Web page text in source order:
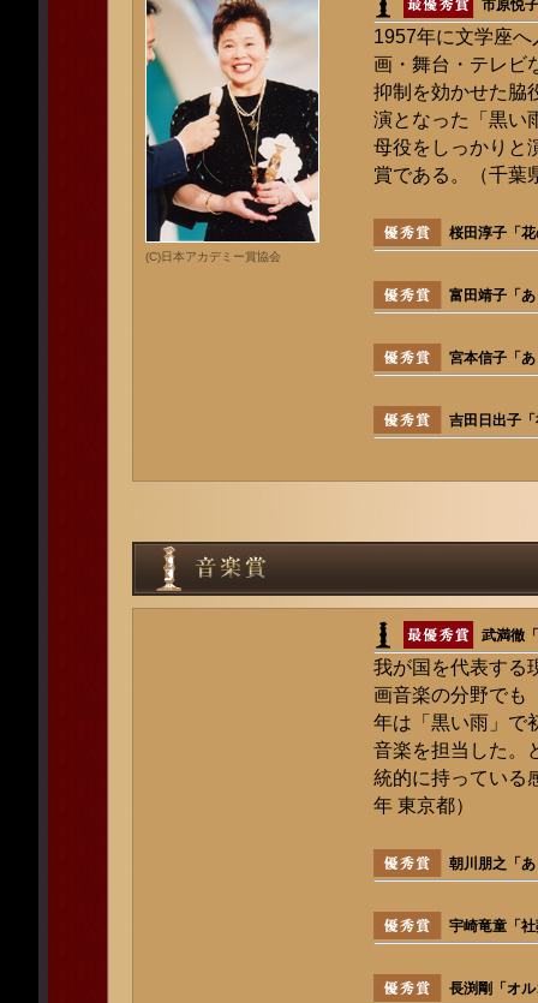
(C)日本アカデミー賞協会
市原悦
1957年に文学座
画・舞台・テレビ
抑制を効かせた脇
演となった「黒い
母役をしっかりと
賞である。（千葉
桜田淳子「
富田靖子「
宮本信子「
吉田日出子
武満徹
我が国を代表する
画音楽の分野でも
年は「黒い雨」で
音楽を担当した。
統的に持っている
年 東京都）
朝川朋之「
宇崎竜童「
長渕剛「オ